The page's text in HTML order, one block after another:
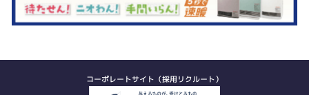
コーポレートサイト（採用リクルート）